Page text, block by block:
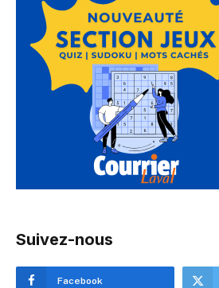
Suivez-nous
Facebook